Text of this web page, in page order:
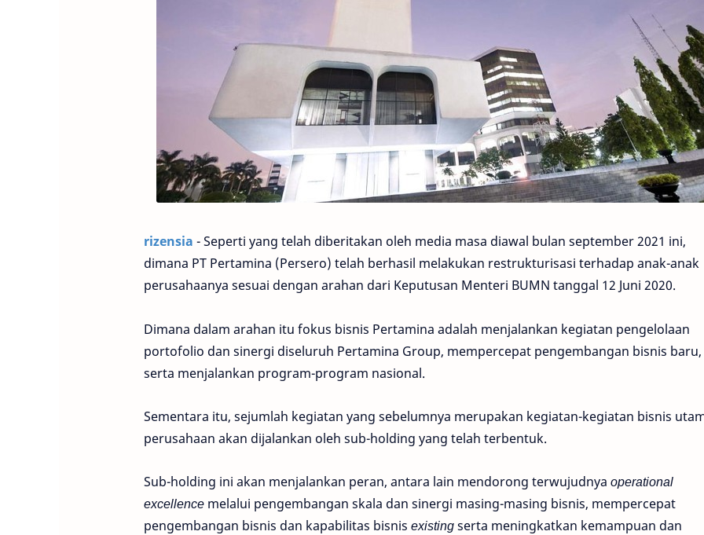
rizensia - Seperti yang telah diberitakan oleh media masa diawal bulan september 2021 ini,
dimana PT Pertamina (Persero) telah berhasil melakukan restrukturisasi terhadap anak-anak
perusahaanya sesuai dengan arahan dari Keputusan Menteri BUMN tanggal 12 Juni 2020.
Dimana dalam arahan itu fokus bisnis Pertamina adalah menjalankan kegiatan pengelolaan
portofolio dan sinergi diseluruh Pertamina Group, mempercepat pengembangan bisnis baru,
serta menjalankan program-program nasional.
Sementara itu, sejumlah kegiatan yang sebelumnya merupakan kegiatan-kegiatan bisnis
perusahaan akan dijalankan oleh sub-holding yang telah terbentuk.
Sub-holding ini akan menjalankan peran, antara lain mendorong terwujudnya operational
excellencemelalui pengembangan skala dan sinergi masing-masing bisnis, mempercepat
pengembangan bisnis dan kapabilitas bisnis existingserta meningkatkan kemampuan dan